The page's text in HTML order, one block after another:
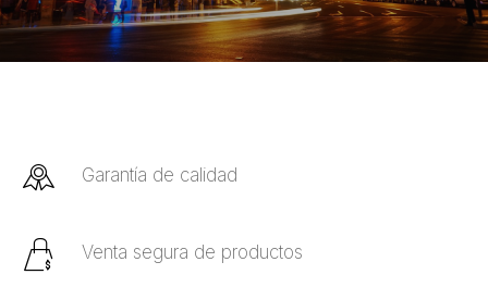
Garantía de calidad
Venta segura de productos